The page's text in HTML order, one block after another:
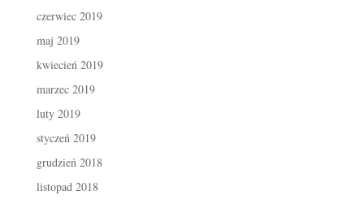
czerwiec 2019
maj 2019
kwiecień 2019
marzec 2019
luty 2019
styczeń 2019
grudzień 2018
listopad 2018